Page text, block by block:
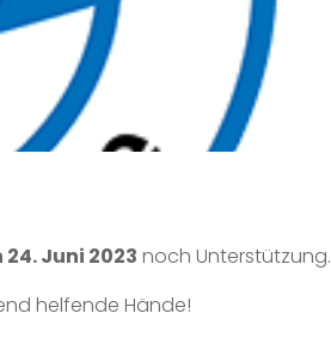
Juni 2023 noch Unterstützung.
helfende Hände!